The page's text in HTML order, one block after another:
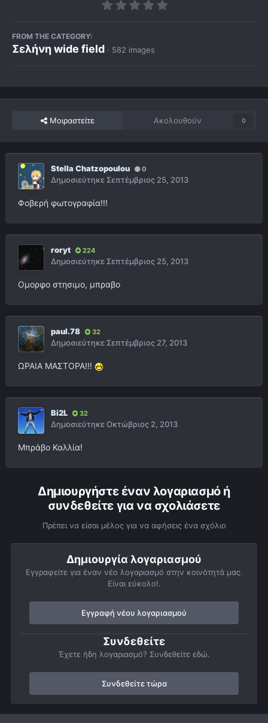
FROM THE CATEGORY:
Σελήνη wide field · 582 images
Μοιραστείτε Ακολουθούν 0
Stella Chatzopoulou 0
Δημοσιεύτηκε Σεπτέμβριος 25, 2013
Φοβερή φωτογραφία!!!
roryt 224
Δημοσιεύτηκε Σεπτέμβριος 25, 2013
Ομορφο στησιμο, μπραβο
paul.78 32
Δημοσιεύτηκε Σεπτέμβριος 27, 2013
ΩΡΑΙΑ ΜΑΣΤΟΡΑ!!!
Bi2L 32
ΔημοσιεύτηκεΟκτώβριος 2, 2013
Μπράβο Καλλία!
Δημιουργήστε έναν λογαριασμό ή
συνδεθείτε για να σχολιάσετε
Πρέπει να είσαι μέλος για να αφήσεις ένα σχόλιο
Δημιουργία λογαριασμού
Εγγραφείτε για έναν νέο λογαριασμό στην κοινότητά μας.
Είναι εύκολο!.
Εγγραφή νέου λογαριασμού
Συνδεθείτε
Έχετε ήδη λογαριασμό? Συνδεθείτε εδώ.
Συνδεθείτε τώρα